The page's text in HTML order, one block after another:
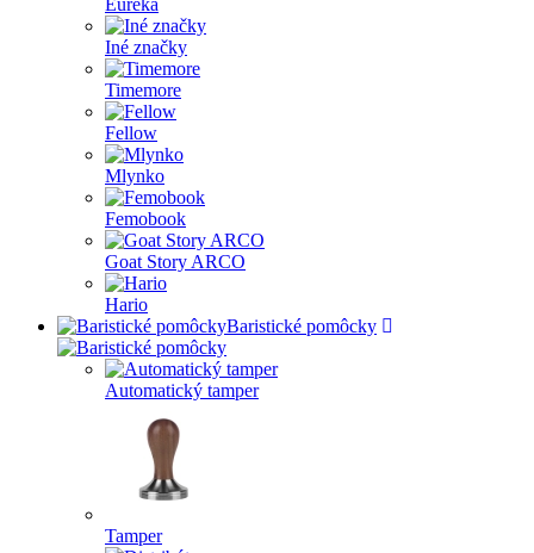
Eureka
Iné značky
Timemore
Fellow
Mlynko
Femobook
Goat Story ARCO
Hario
Baristické pomôcky
Automatický tamper
Tamper